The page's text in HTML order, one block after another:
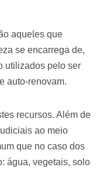
aqueles que
se encarrega de,
utilizados pelo ser
auto-renovam.
recursos. Além de
ao meio
que no caso dos
água, vegetais, solo